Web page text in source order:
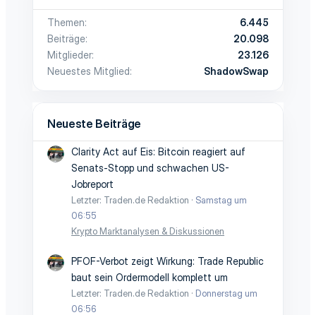
Themen
6.445
Beiträge
20.098
Mitglieder
23.126
Neuestes Mitglied
ShadowSwap
Neueste Beiträge
Clarity Act auf Eis: Bitcoin reagiert auf
Senats-Stopp und schwachen US-
Jobreport
Letzter: Traden.de Redaktion
Samstag um
06:55
Krypto Marktanalysen & Diskussionen
PFOF-Verbot zeigt Wirkung: Trade Republic
baut sein Ordermodell komplett um
Letzter: Traden.de Redaktion
Donnerstag um
06:56